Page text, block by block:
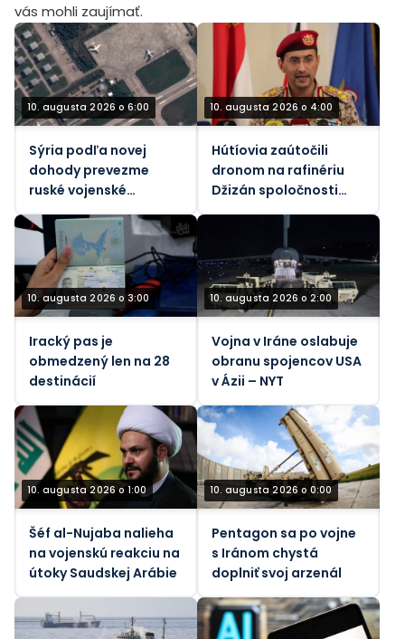
vás mohli zaujímať.
10. augusta 2026 o 6:00
Sýria podľa novej
dohody prevezme
ruské vojenské
10. augusta 2026 o 4:00
Hútíovia zaútočili
dronom na rafinériu
Džizán spoločnosti
10. augusta 2026 o 3:00
Iracký pas je
obmedzený len na 28
destinácií
10. augusta 2026 o 2:00
Vojna v Iráne oslabuje
obranu spojencov USA
v Ázii – NYT
10. augusta 2026 o 1:00
Šéf al-Nujaba nalieha
na vojenskú reakciu na
útoky Saudskej Arábie
10. augusta 2026 o 0:00
Pentagon sa po vojne
s Iránom chystá
doplniť svoj arzenál